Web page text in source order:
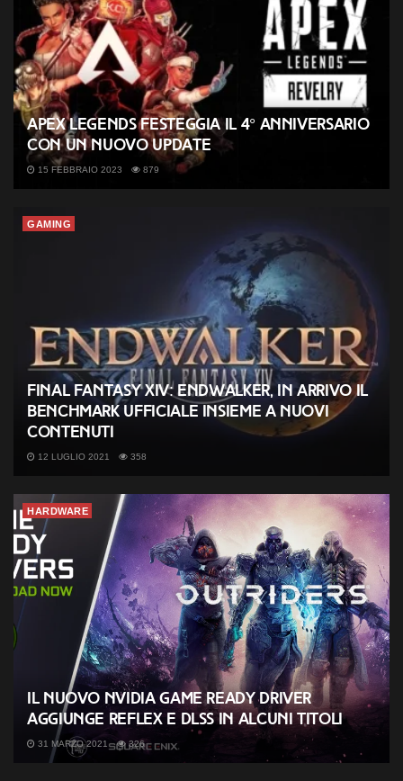
Apex Legends festeggia il 4° anniversario
con un nuovo update
15 FEBBRAIO 2023 879
GAMING
Final Fantasy XIV: Endwalker, in arrivo il
benchmark ufficiale insieme a nuovi
contenuti
12 LUGLIO 2021 358
HARDWARE
Il nuovo NVIDIA Game Ready Driver
aggiunge Reflex e DLSS in alcuni titoli
31 MARZO 2021 326